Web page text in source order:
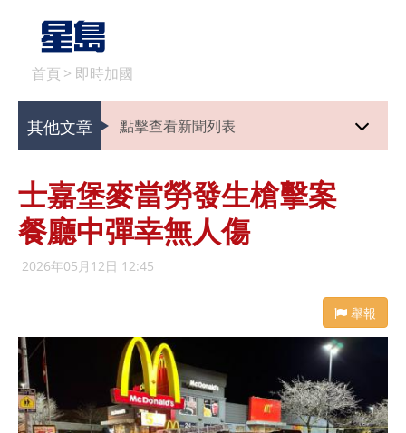
首頁 > 即時加國
其他文章 點擊查看新聞列表
士嘉堡麥當勞發生槍擊案
餐廳中彈幸無人傷
2026年05月12日 12:45
舉報